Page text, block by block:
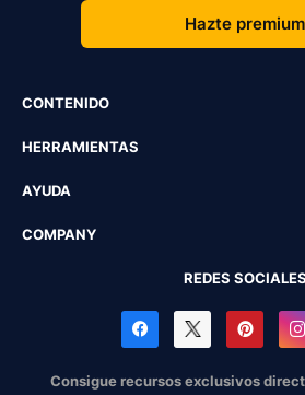
Hazte premium
CONTENIDO
HERRAMIENTAS
AYUDA
COMPANY
REDES SOCIALES
Consigue recursos exclusivos